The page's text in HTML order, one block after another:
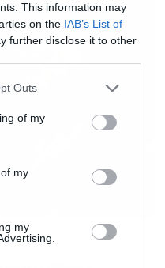
This information may
on the IAB’s List of
further disclose it to other
one or more Google
You may click to
its third-party tags to
in below Google
Outs
of my
my
my